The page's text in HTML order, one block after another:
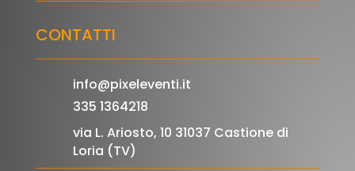
CONTATTI
info@pixeleventi.it
335 1364218
via L. Ariosto, 10 31037 Castione di
Loria (TV)